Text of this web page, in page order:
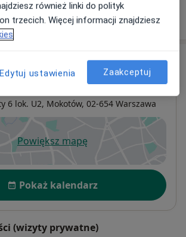
ustalane są ceny?
6 lok. U2, Mokotów, 02-654 Warszawa
Powiększ mapęotwiera się w nowej karcie
Pokaż kalendarz
(wizyty prywatne)
również linki do polityk
trzecich. Więcej informacji znajdziesz
Edytuj ustawienia Zaakceptuj